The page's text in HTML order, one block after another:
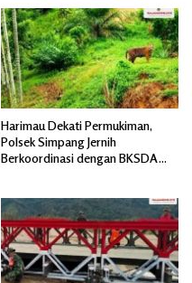
Harimau Dekati Permukiman,
Polsek Simpang Jernih
Berkoordinasi dengan BKSDA